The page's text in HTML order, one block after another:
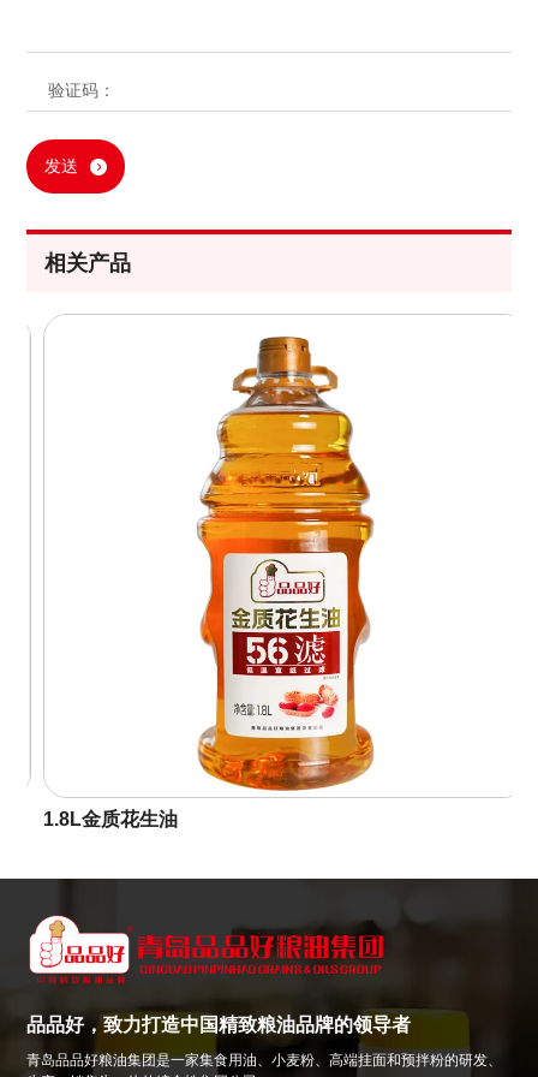
发送
相关产品
1.8L金质花生油
品品好，致力打造中国精致粮油品牌的领导者
青岛品品好粮油集团是一家集食用油、小麦粉、高端挂面和预拌粉的研发、